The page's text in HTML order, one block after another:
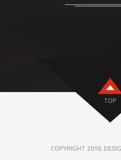
TOP
COPYRIGHT 2018.